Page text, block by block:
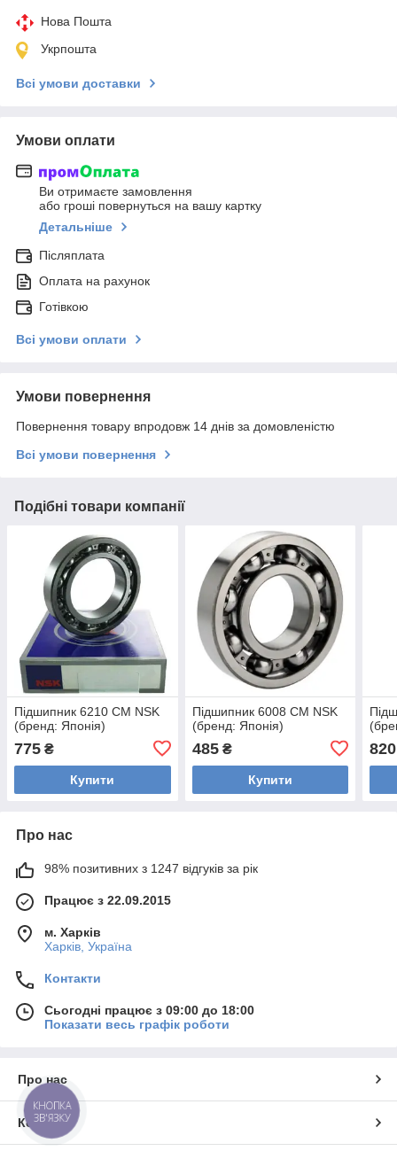
Нова Пошта
Укрпошта
Всі умови доставки
Умови оплати
Ви отримаєте замовлення
або гроші повернуться на вашу картку
Детальніше
Післяплата
Оплата на рахунок
Готівкою
Всі умови оплати
Умови повернення
Повернення товару впродовж 14 днів за домовленістю
Всі умови повернення
Подібні товари компанії
Підшипник 6210 CM NSK
(бренд: Японія)
775 ₴
Купити
Підшипник 6008 CM NSK
(бренд: Японія)
485₴
Купити
820
Про нас
98% позитивних з 1247 відгуків за рік
Працює з 22.09.2015
м. Харків
Харків, Україна
Контакти
Сьогодні працює з 09:00 до 18:00
Показати весь графік роботи
Про нас
Контакти
КНОПКА
ЗВ'ЯЗКУ